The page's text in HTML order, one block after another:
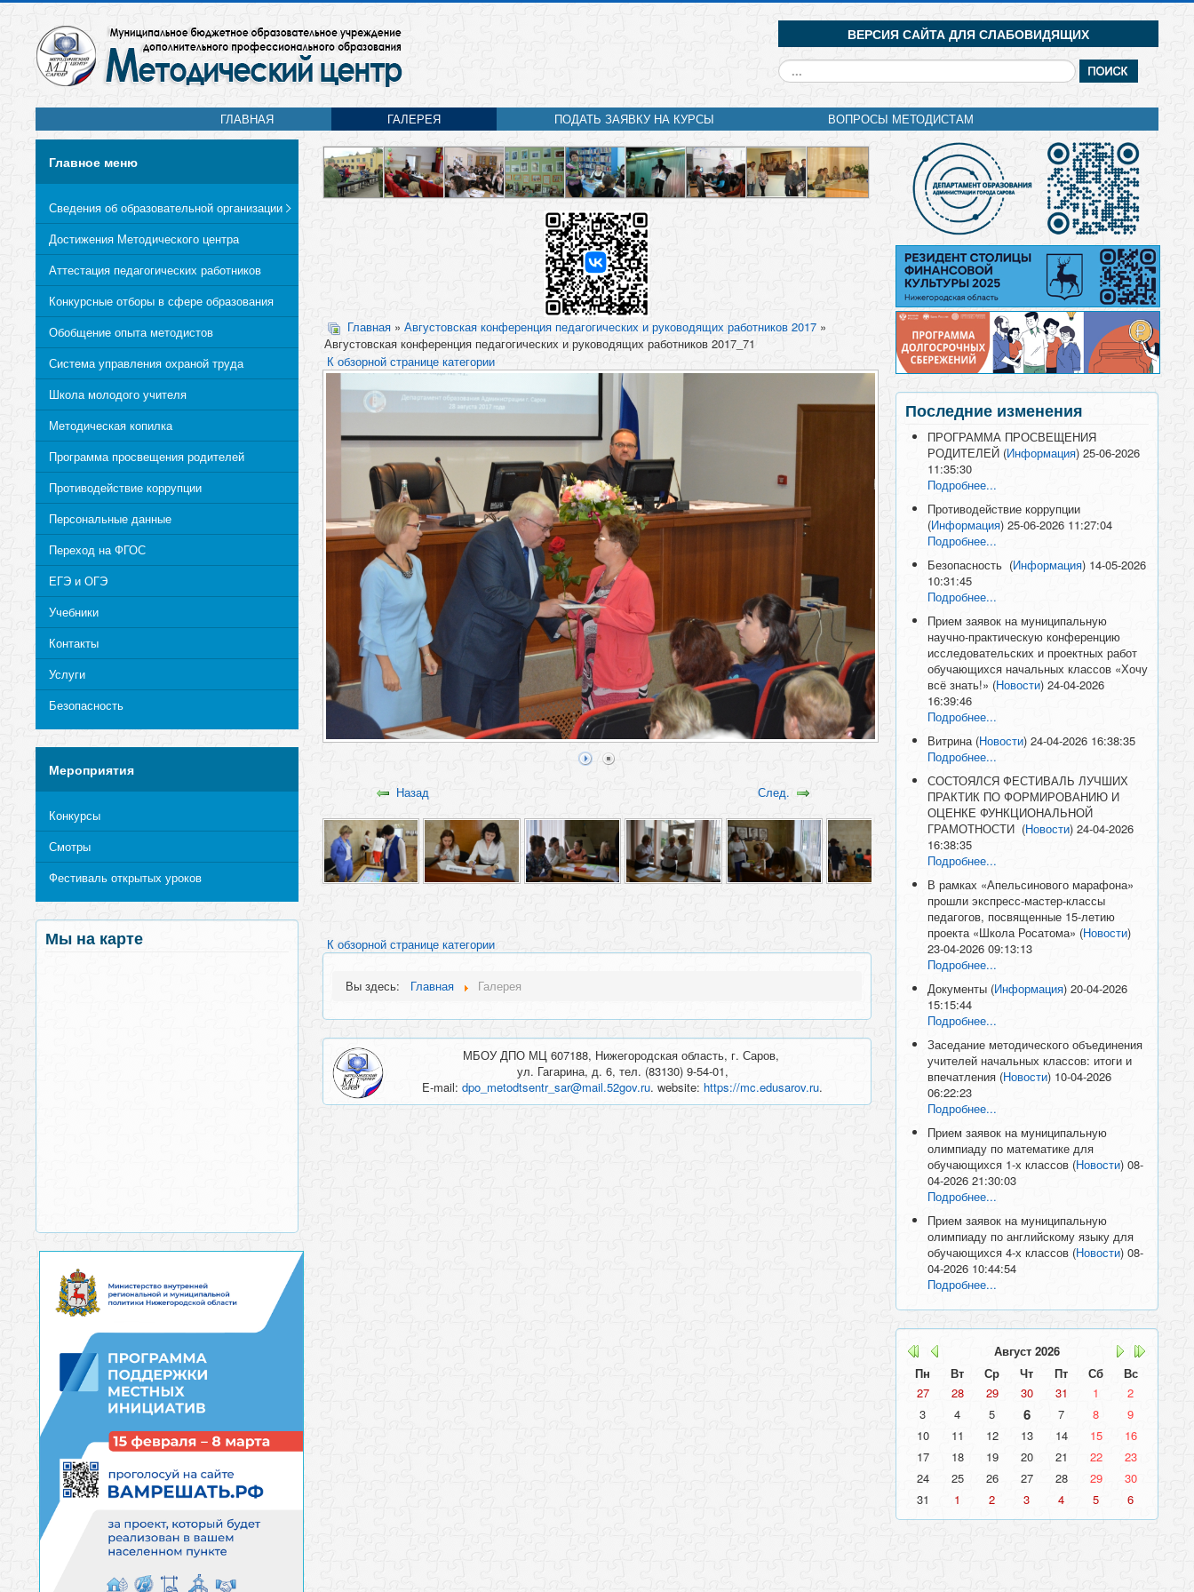
ВЕРСИЯ САЙТА ДЛЯ СЛАБОВИДЯЩИХ
Искать...
ГЛАВНАЯ ГАЛЕРЕЯ ПОДАТЬ ЗАЯВКУ НА КУРСЫ ВОПРОСЫ МЕТОДИСТАМ
Главное меню
Сведения об образовательной организации
Достижения Методического центра
Аттестация педагогических работников
Конкурсные отборы в сфере образования
Обобщение опыта методистов
Система управления охраной труда
Школа молодого учителя
Методическая копилка
Программа просвещения родителей
Противодействие коррупции
Персональные данные
Переход на ФГОС
ЕГЭ и ОГЭ
Учебники
Контакты
Услуги
Безопасность
Мероприятия
Конкурсы
Смотры
Фестиваль открытых уроков
Мы на карте
Главная» Августовская конференция педагогических и руководящих работников 2017»
Августовская конференция педагогических и руководящих работников 2017_71
К обзорной странице категории
Назад След.
К обзорной странице категории
Вы здесь: Главная Галерея
МБОУ ДПО МЦ 607188, Нижегородская область, г. Саров,
ул. Гагарина, д. 6, тел. (83130) 9-54-01,
E-mail:dpo_metodtsentr_sar@mail.52gov.ru. website:https://mc.edusarov.ru.
Последние изменения
ПРОГРАММА ПРОСВЕЩЕНИЯ
РОДИТЕЛЕЙ (Информация)25-06-2026
11:35:30
Подробнее...
Противодействие коррупции
(Информация)25-06-2026 11:27:04
Подробнее...
Безопасность (Информация) 14-05-2026
10:31:45
Подробнее...
Прием заявок на муниципальную
научно-практическую конференцию
исследовательских и проектных работ
обучающихся начальных классов «Хочу
всё знать!» (Новости)24-04-2026
16:39:46
Подробнее...
Витрина (Новости)24-04-2026 16:38:35
Подробнее...
СОСТОЯЛСЯ ФЕСТИВАЛЬ ЛУЧШИХ
ПРАКТИК ПО ФОРМИРОВАНИЮ И
ОЦЕНКЕ ФУНКЦИОНАЛЬНОЙ
ГРАМОТНОСТИ (Новости)24-04-2026
16:38:35
Подробнее...
В рамках «Апельсинового марафона»
прошли экспресс-мастер-классы
педагогов, посвященные 15-летию
проекта «Школа Росатома» (Новости)
23-04-2026 09:13:13
Подробнее...
Документы (Информация)20-04-2026
15:15:44
Подробнее...
Заседание методического объединения
учителей начальных классов: итоги и
впечатления (Новости) 10-04-2026
06:22:23
Подробнее...
Прием заявок на муниципальную
олимпиаду по математике для
обучающихся 1-х классов (Новости)08-
04-2026 21:30:03
Подробнее...
Прием заявок на муниципальную
олимпиаду по английскому языку для
обучающихся 4-х классов (Новости)08-
04-2026 10:44:54
Подробнее...
Август 2026
Пн
Вт Ср Чт Пт Сб
Вс
27
28 29 30 31 1
2
3
4 5 6 7 8
9
10
11 12 13 14 15
16
17
18 19 20 21 22
23
24
25 26 27 28 29
30
31
1 2 3 4 5 6